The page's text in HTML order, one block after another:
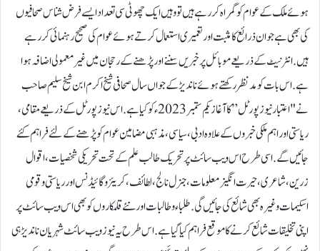
ہوئے ملک کے عوام کو گمراہ کررہے ہیں تو وہیں ایک چھوٹی سی تعداد ایسے فرض شناس صحافیوں
کی بھی ہے جو ان ذرائع کا مثبت اور تعمیری استعمال کرتے ہوئے عوام کی صحیح رہنمائی کررہے
ہیں. انٹرنیٹ کے ذریعے موبائل پر خبریں سننے اور پڑھنے کے رحجان میں غیر معمولی اضافہ ہوا
ہے. اس بات کو مدنظر رکھتے ہوئے ناندیڑ کے جواں سال صحافی شیخ اکرم ابن شیخ سلیم صاحب
نے "اعتبار نیوز پورٹل” کا آغاز یکم ستمبر 2023ء کو کیا ہے. اس نیوز پورٹل کے ذریعے مقامی،
ریاستی اور اہم ملکی خبروں کے علاوہ ادبی، سیاسی، مذہبی مضامین عوام کو پڑھنے کے لئے فراہم کئے
جائیں گے. اسی طرح اس ویب سائٹ پر تحریک طالب علم کے تحت تحریکی شخصیات، اقوال
زرین، شاعری، حیرت انگیز معلومات، جنرل نالج، لطائف، کریئر و گائیڈنس اور ریاستی و قومی
اسکیمات وغیرہ بھی شائع کی جائیں گی. طلباء و طالبات اور نئے قلمکاروں کو بھی اس ویب سائٹ پر
اپنی تخلیقات شائع کرنے کا موقع فراہم کیا گیا ہے. اس طرح یہ نیوز ویب سائٹ شہریان ناندیڑ ہی